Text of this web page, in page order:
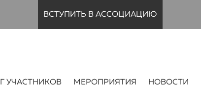
ВСТУПИТЬ В АССОЦИАЦИЮ
УЧАСТНИКОВ МЕРОПРИЯТИЯ НОВОСТИ